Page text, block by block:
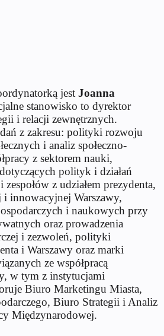
jest Joanna
stanowisko to dyrektor
i relacji zewnętrznych.
z zakresu: polityki rozwoju
i analiz społeczno-
z sektorem nauki,
polityk i działań
z udziałem prezydenta,
innowacyjnej Warszawy,
i naukowych przy
oraz prowadzenia
i zezwoleń, polityki
i Warszawy oraz marki
ze współpracą
w tym z instytucjami
Biuro Marketingu Miasta,
Biuro Strategii i Analiz
Międzynarodowej.